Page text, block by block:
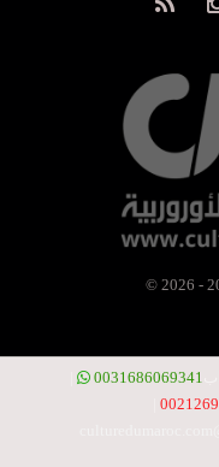
0031686069341